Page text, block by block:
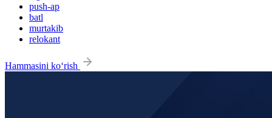
push-ap
batl
murtakib
relokant
Hammasini ko‘rish